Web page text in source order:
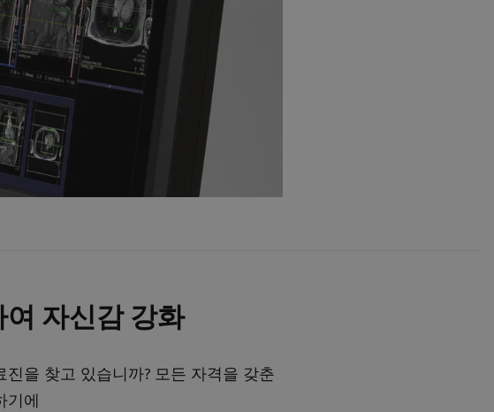
자신감 강화
을 찾고 있습니까? 모든 자격을 갖춘
기에